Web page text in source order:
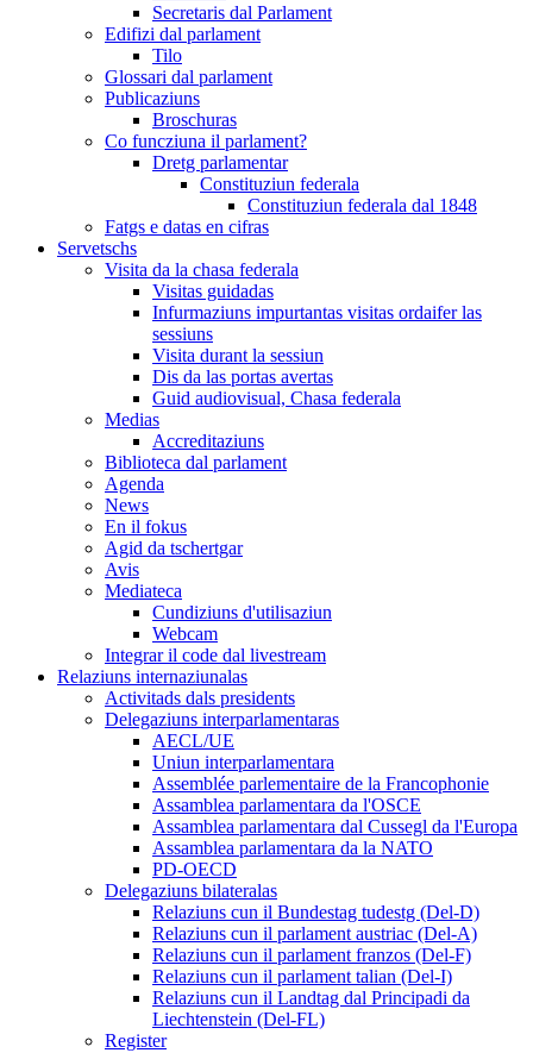
Secretaris dal Parlament
Edifizi dal parlament
Tilo
Glossari dal parlament
Publicaziuns
Broschuras
Co funcziuna il parlament?
Dretg parlamentar
Constituziun federala
Constituziun federala dal 1848
Fatgs e datas en cifras
Servetschs
Visita da la chasa federala
Visitas guidadas
Infurmaziuns impurtantas visitas ordaifer las
sessiuns
Visita durant la sessiun
Dis da las portas avertas
Guid audiovisual, Chasa federala
Medias
Accreditaziuns
Biblioteca dal parlament
Agenda
News
En il fokus
Agid da tschertgar
Avis
Mediateca
Cundiziuns d'utilisaziun
Webcam
Integrar il code dal livestream
Relaziuns internaziunalas
Activitads dals presidents
Delegaziuns interparlamentaras
AECL/UE
Uniun interparlamentara
Assemblée parlementaire de la Francophonie
Assamblea parlamentara da l'OSCE
Assamblea parlamentara dal Cussegl da l'Europa
Assamblea parlamentara da la NATO
PD-OECD
Delegaziuns bilateralas
Relaziuns cun il Bundestag tudestg (Del-D)
Relaziuns cun il parlament austriac (Del-A)
Relaziuns cun il parlament franzos (Del-F)
Relaziuns cun il parlament talian (Del-I)
Relaziuns cun il Landtag dal Principadi da
Liechtenstein (Del-FL)
Register